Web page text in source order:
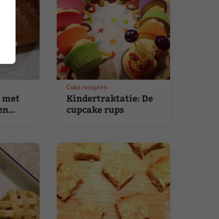
met
Kindertraktatie: De
cupcake rups
Cake recepten